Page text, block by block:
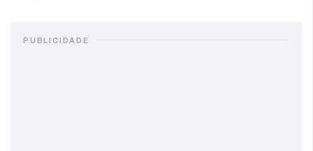
PUBLICIDADE